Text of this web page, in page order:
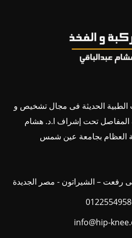
الطبية الحديثة فى مجال تشخيص و
المفاصل تحت إشراف ا.د. هشام
العظام بجامعة عين شمس
info@hip-